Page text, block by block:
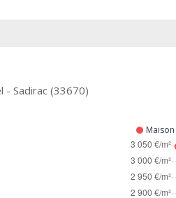
- Sadirac (33670)
Maison